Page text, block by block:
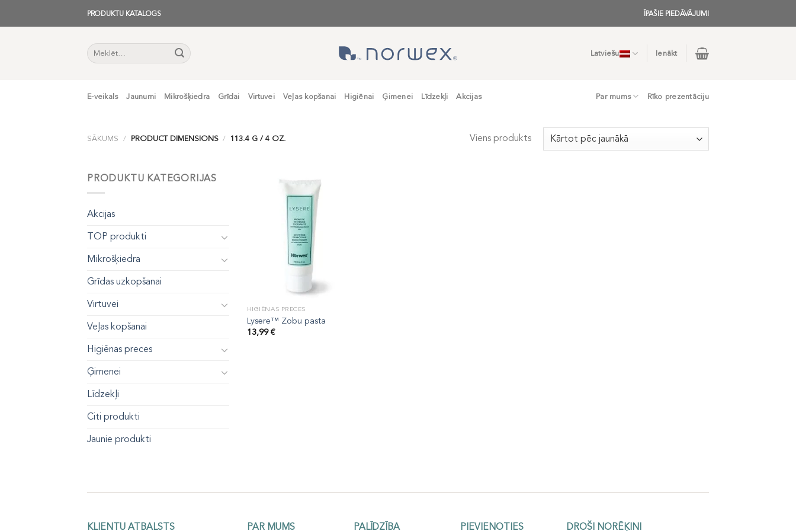
PRODUKTU KATALOGS ĪPAŠIE PIEDĀVĀJUMI
Meklēt: Latviešu Ienākt
E-veikals Jaunumi Mikrošķiedra Grīdai Virtuvei Veļas kopšanai Higiēnai Ģimenei Līdzekļi Akcijas Par mums Rīko prezentāciju
SĀKUMS / PRODUCT DIMENSIONS / 113.4 G / 4 OZ. Viens produkts
PRODUKTU KATEGORIJAS
Akcijas
TOP produkti
Mikrošķiedra
Grīdas uzkopšanai
Virtuvei
Veļas kopšanai
Higiēnas preces
Ģimenei
Līdzekļi
Citi produkti
Jaunie produkti
HIGIĒNAS PRECES
Lysere™ Zobu pasta
13,99€
KLIENTU ATBALSTS PAR MUMS PALĪDZĪBA PIEVIENOTIES DROŠI NORĒĶINI